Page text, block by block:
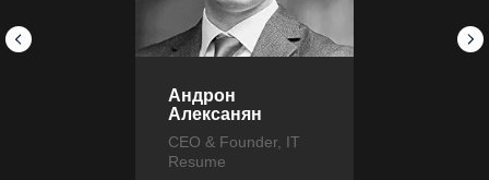
Андрон
Алексанян
CEO & Founder, IT
Resume